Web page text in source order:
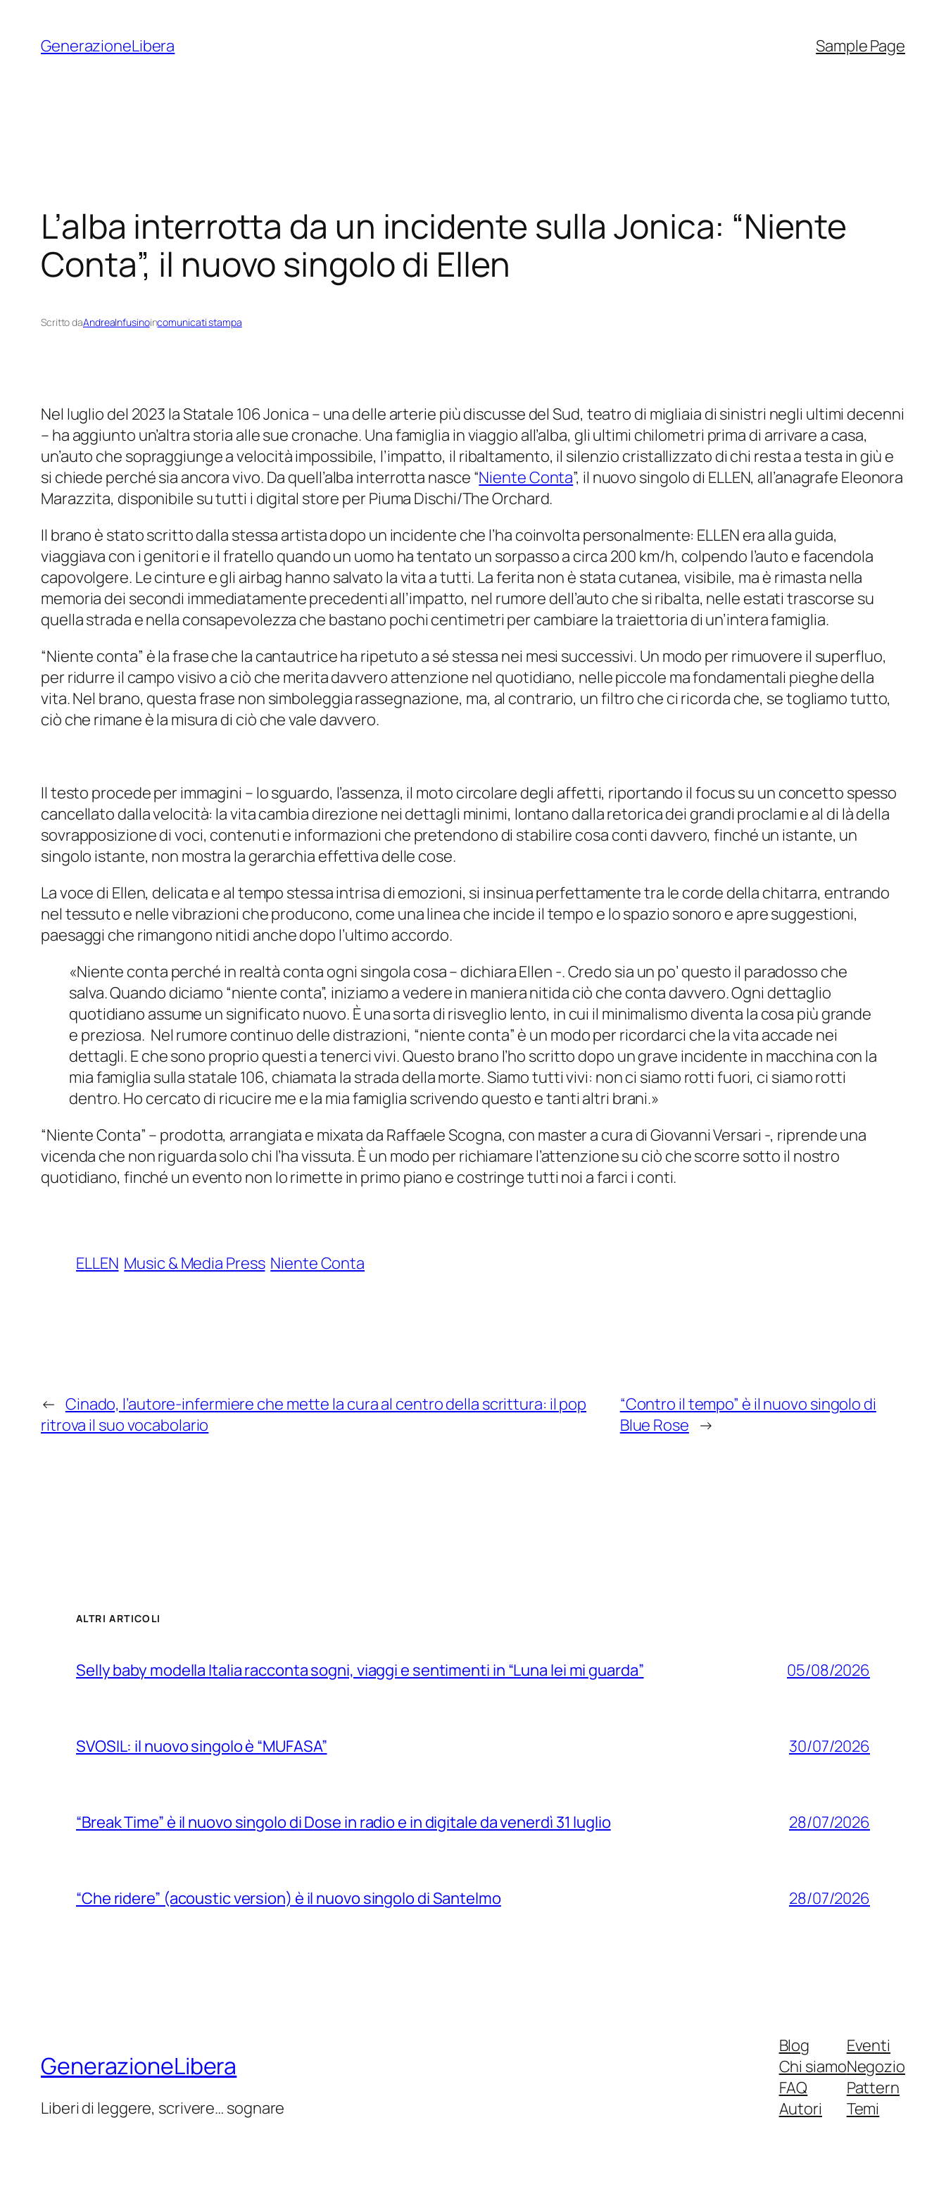
contenuto
GenerazioneLibera Sample Page
L’alba interrotta da un incidente sulla Jonica: “Niente
Conta”, il nuovo singolo di Ellen
Scritto daAndreaInfusinoincomunicati stampa
Nel luglio del 2023 la Statale 106 Jonica – una delle arterie più discusse del Sud, teatro di migliaia di sinistri negli ultimi decenni
– ha aggiunto un’altra storia alle sue cronache. Una famiglia in viaggio all’alba, gli ultimi chilometri prima di arrivare a casa,
un’auto che sopraggiunge a velocità impossibile, l’impatto, il ribaltamento, il silenzio cristallizzato di chi resta a testa in giù e
si chiede perché sia ancora vivo. Da quell’alba interrotta nasce “Niente Conta”, il nuovo singolo di ELLEN, all’anagrafe Eleonora
Marazzita, disponibile su tutti i digital store per Piuma Dischi/The Orchard.
Il brano è stato scritto dalla stessa artista dopo un incidente che l’ha coinvolta personalmente: ELLEN era alla guida,
viaggiava con i genitori e il fratello quando un uomo ha tentato un sorpasso a circa 200 km/h, colpendo l’auto e facendola
capovolgere. Le cinture e gli airbag hanno salvato la vita a tutti. La ferita non è stata cutanea, visibile, ma è rimasta nella
memoria dei secondi immediatamente precedenti all’impatto, nel rumore dell’auto che si ribalta, nelle estati trascorse su
quella strada e nella consapevolezza che bastano pochi centimetri per cambiare la traiettoria di un’intera famiglia.
“Niente conta” è la frase che la cantautrice ha ripetuto a sé stessa nei mesi successivi. Un modo per rimuovere il superfluo,
per ridurre il campo visivo a ciò che merita davvero attenzione nel quotidiano, nelle piccole ma fondamentali pieghe della
vita. Nel brano, questa frase non simboleggia rassegnazione, ma, al contrario, un filtro che ci ricorda che, se togliamo tutto,
ciò che rimane è la misura di ciò che vale davvero.
Il testo procede per immagini – lo sguardo, l’assenza, il moto circolare degli affetti, riportando il focus su un concetto spesso
cancellato dalla velocità: la vita cambia direzione nei dettagli minimi, lontano dalla retorica dei grandi proclami e al di là della
sovrapposizione di voci, contenuti e informazioni che pretendono di stabilire cosa conti davvero, finché un istante, un
singolo istante, non mostra la gerarchia effettiva delle cose.
La voce di Ellen, delicata e al tempo stessa intrisa di emozioni, si insinua perfettamente tra le corde della chitarra, entrando
nel tessuto e nelle vibrazioni che producono, come una linea che incide il tempo e lo spazio sonoro e apre suggestioni,
paesaggi che rimangono nitidi anche dopo l’ultimo accordo.
«Niente conta perché in realtà conta ogni singola cosa – dichiara Ellen -. Credo sia un po’ questo il paradosso che
salva. Quando diciamo “niente conta”, iniziamo a vedere in maniera nitida ciò che conta davvero. Ogni dettaglio
quotidiano assume un significato nuovo. È una sorta di risveglio lento, in cui il minimalismo diventa la cosa più grande
e preziosa. Nel rumore continuo delle distrazioni, “niente conta” è un modo per ricordarci che la vita accade nei
dettagli. E che sono proprio questi a tenerci vivi. Questo brano l’ho scritto dopo un grave incidente in macchina con la
mia famiglia sulla statale 106, chiamata la strada della morte. Siamo tutti vivi: non ci siamo rotti fuori, ci siamo rotti
dentro. Ho cercato di ricucire me e la mia famiglia scrivendo questo e tanti altri brani.»
“Niente Conta” – prodotta, arrangiata e mixata da Raffaele Scogna, con master a cura di Giovanni Versari -, riprende una
vicenda che non riguarda solo chi l’ha vissuta. È un modo per richiamare l’attenzione su ciò che scorre sotto il nostro
quotidiano, finché un evento non lo rimette in primo piano e costringe tutti noi a farci i conti.
ELLEN Music & Media Press Niente Conta
← Cinado, l’autore-infermiere che mette la cura al centro della scrittura: il pop
ritrova il suo vocabolario
“Contro il tempo” è il nuovo singolo di
Blue Rose →
ALTRI ARTICOLI
Selly baby modella Italia racconta sogni, viaggi e sentimenti in “Luna lei mi guarda” 05/08/2026
SVOSIL: il nuovo singolo è “MUFASA” 30/07/2026
“Break Time” è il nuovo singolo di Dose in radio e in digitale da venerdì 31 luglio 28/07/2026
“Che ridere” (acoustic version) è il nuovo singolo di Santelmo 28/07/2026
GenerazioneLibera
Liberi di leggere, scrivere… sognare
Blog
Chi siamo
FAQ
Autori
Eventi
Negozio
Pattern
Temi